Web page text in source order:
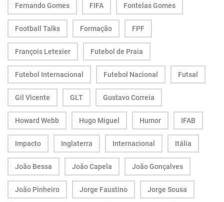
Fernando Gomes FIFA Fontelas Gomes
Football Talks Formação FPF
François Letexier Futebol de Praia
Futebol Internacional Futebol Nacional Futsal
Gil Vicente GLT Gustavo Correia
Howard Webb Hugo Miguel Humor IFAB
Impacto Inglaterra Internacional Itália
João Bessa João Capela João Gonçalves
João Pinheiro Jorge Faustino Jorge Sousa